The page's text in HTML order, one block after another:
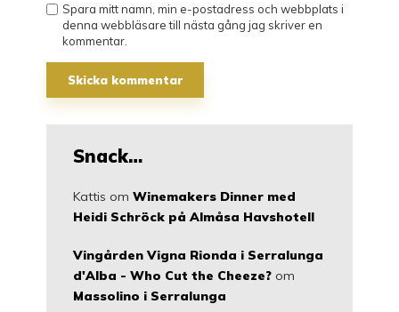
Spara mitt namn, min e-postadress och webbplats i
denna webbläsare till nästa gång jag skriver en
kommentar.
Snack…
Kattis om Winemakers Dinner med
Heidi Schröck på Almåsa Havshotell
Vingården Vigna Rionda i Serralunga
d'Alba - Who Cut the Cheeze? om
Massolino i Serralunga